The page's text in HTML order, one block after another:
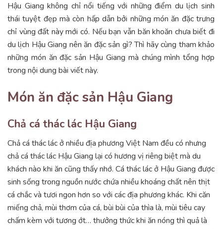
Hậu Giang không chỉ nổi tiếng với những điểm du lịch sinh
thái tuyệt đẹp mà còn hấp dẫn bởi những món ăn đặc trưng
chỉ vùng đất này mới có. Nếu bạn vẫn băn khoăn chưa biết đi
du lịch Hậu Giang nên ăn đặc sản gì? Thì hãy cùng tham khảo
những món ăn đặc sản Hậu Giang mà chúng mình tổng hợp
trong nội dung bài viết này.
Món ăn đặc sản Hậu Giang
Chả cá thác lác Hậu Giang
Chả cá thác lác ở nhiều địa phương Việt Nam đều có nhưng
chả cá thác lác Hậu Giang lại có hương vị riêng biệt mà du
khách nào khi ăn cũng thấy nhớ. Cá thác lác ở Hậu Giang được
sinh sống trong nguồn nước chứa nhiều khoáng chất nên thịt
cá chắc và tươi ngon hơn so với các địa phương khác. Khi căn
miếng chả, mùi thơm của cá, bùi bùi của thìa là, mùi tiêu cay
chấm kèm với tương ớt… thưởng thức khi ăn nóng thì quả là